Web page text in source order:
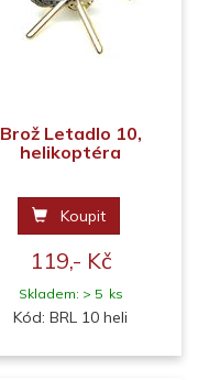
Brož Letadlo 10,
helikoptéra
Koupit
119,- Kč
Skladem: > 5 ks
Kód: BRL 10 heli